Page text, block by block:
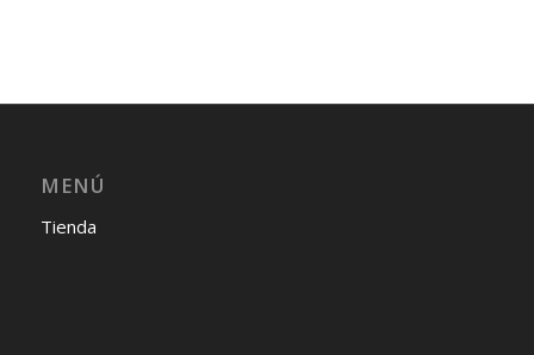
MENÚ
Tienda